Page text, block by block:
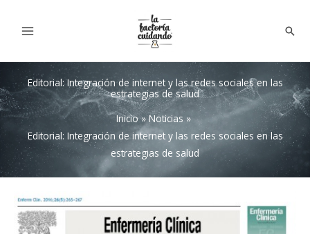
Editorial: Integración de internet y las redes sociales en las
estrategias de salud
Inicio
Noticias
Editorial: Integración de internet y las redes sociales en las
estrategias de salud